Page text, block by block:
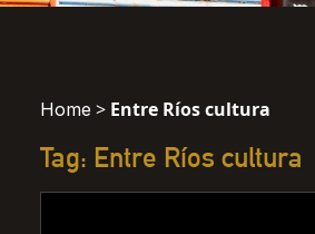
Home > Entre Ríos cultura
Tag: Entre Ríos cultura